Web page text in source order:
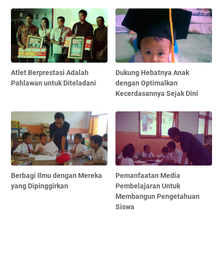
Atlet Berprestasi Adalah
Pahlawan untuk Diteladani
Dukung Hebatnya Anak
dengan Optimalkan
Kecerdasannya Sejak Dini
Berbagi Ilmu dengan Mereka
yang Dipinggirkan
Pemanfaatan Media
Pembelajaran Untuk
Membangun Pengetahuan
Siswa